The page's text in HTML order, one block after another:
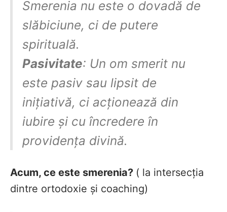
Smerenia nu este o dovadă de
slăbiciune, ci de putere
spirituală.
Pasivitate: Un om smerit nu
este pasiv sau lipsit de
inițiativă, ci acționează din
iubire și cu încredere în
providența divină.
Acum, ce este smerenia? ( la intersecția
dintre ortodoxie și coaching)